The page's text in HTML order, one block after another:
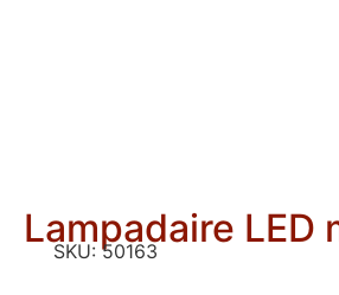
Lampadaire LED
SKU: 50163